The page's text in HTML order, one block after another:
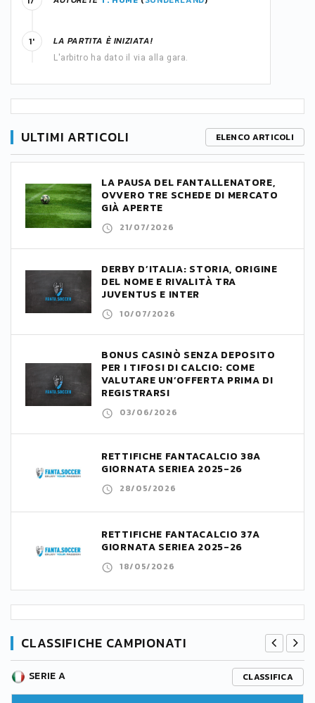
LA PARTITA È INIZIATA!
L'arbitro ha dato il via alla gara.
1'
ULTIMI ARTICOLI ELENCO ARTICOLI
LA PAUSA DEL FANTALLENATORE,
OVVERO TRE SCHEDE DI MERCATO
GIÀ APERTE
21/07/2026
DERBY D’ITALIA: STORIA, ORIGINE
DEL NOME E RIVALITÀ TRA
JUVENTUS E INTER
10/07/2026
BONUS CASINÒ SENZA DEPOSITO
PER I TIFOSI DI CALCIO: COME
VALUTARE UN’OFFERTA PRIMA DI
REGISTRARSI
03/06/2026
RETTIFICHE FANTACALCIO 38A
GIORNATA SERIEA 2025-26
28/05/2026
RETTIFICHE FANTACALCIO 37A
GIORNATA SERIEA 2025-26
18/05/2026
CLASSIFICHE CAMPIONATI
SERIE A CLASSIFICA